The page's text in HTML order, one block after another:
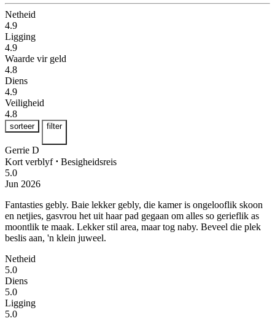
Netheid
4.9
Ligging
4.9
Waarde vir geld
4.8
Diens
4.9
Veiligheid
4.8
sorteer filter
Gerrie D
Kort verblyf ⋅ Besigheidsreis
5.0
Jun 2026
Fantasties gebly. Baie lekker gebly, die kamer is ongelooflik skoon
en netjies, gasvrou het uit haar pad gegaan om alles so gerieflik as
moontlik te maak. Lekker stil area, maar tog naby. Beveel die plek
beslis aan, 'n klein juweel.
Netheid
5.0
Diens
5.0
Ligging
5.0